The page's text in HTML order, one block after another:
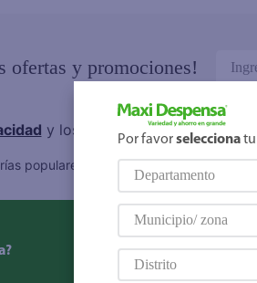
ofertas y promociones!
y los Términos y Condiciones
populares: Celulares,Línea blanca,
Servicios
Por favorselecciona
Departamento
Municipio/ zona
Distrito